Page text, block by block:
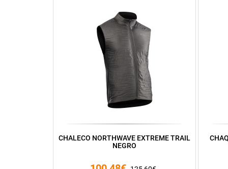
CHALECO NORTHWAVE EXTREME TRAIL
NEGRO